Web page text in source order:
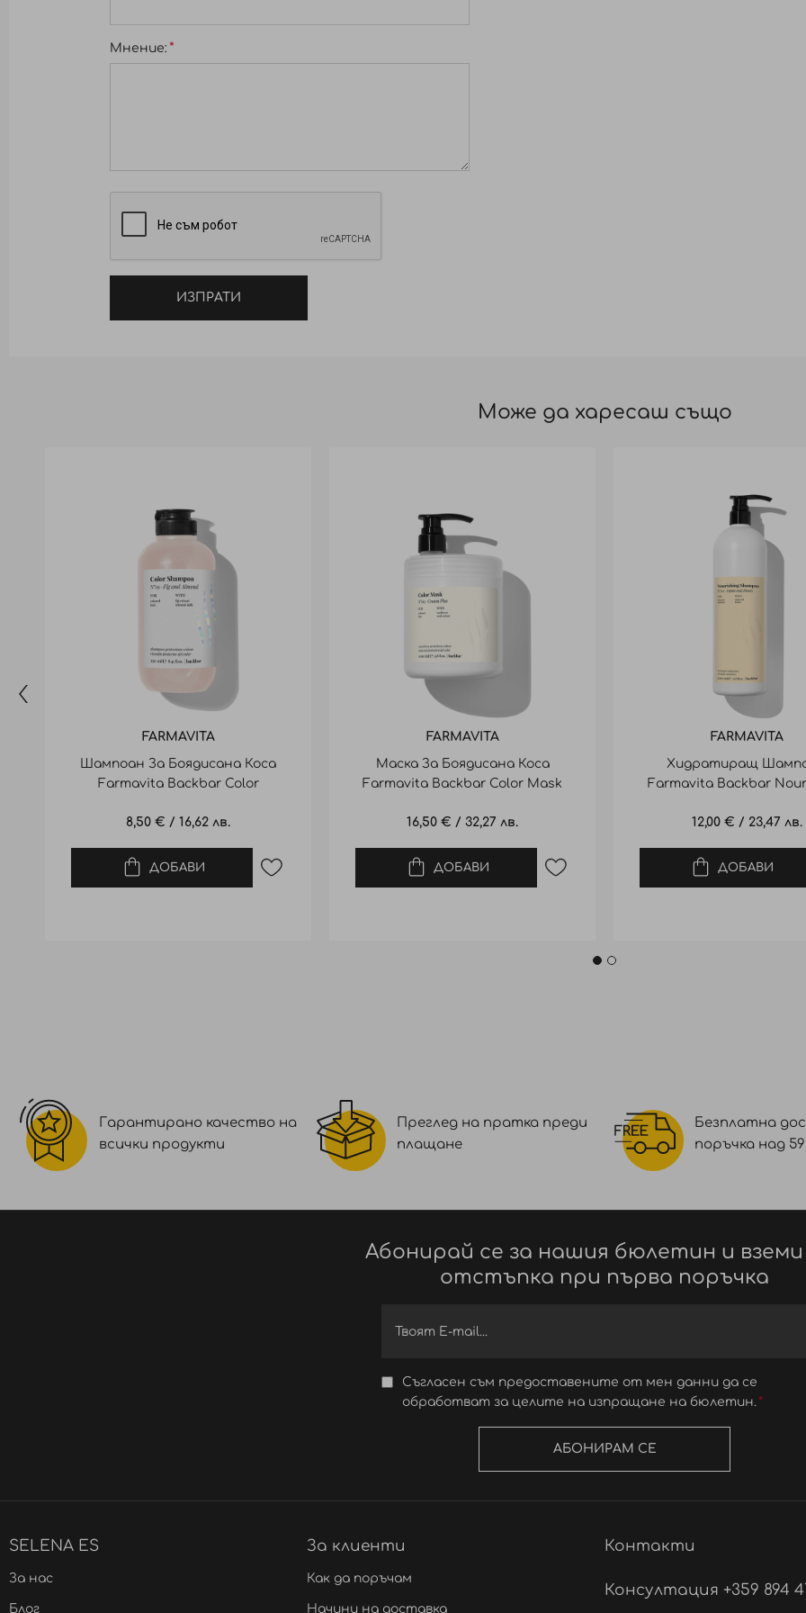
Мнение:
ИЗПРАТИ
Може да харесаш също
FARMAVITA
Шампоан За Боядисана Коса
Farmavita Backbar Color
8,50 € / 16,62 лв.
ДОБАВИ
FARMAVITA
Маска За Боядисана Коса
Farmavita Backbar Color Mask
16,50 € / 32,27 лв.
ДОБАВИ
FARMAVITA
Хидратиращ
Farmavita Backbar
12,00 € / 23,47 лв.
ДОБАВИ
Гарантирано качество на
всички продукти
Преглед на пратка преди
плащане
Безплатна
поръчка над 59
Абонирай се за нашия бюлетин и вземи
отстъпка при първа поръчка
Съгласен съм предоставените от мен данни да се
обработват за целите на изпращане на бюлетин.
АБОНИРАМ СЕ
SELENA ES
За нас
Блог
За клиенти
Как да поръчам
Начини на доставка
Контакти
Консултация +359 894